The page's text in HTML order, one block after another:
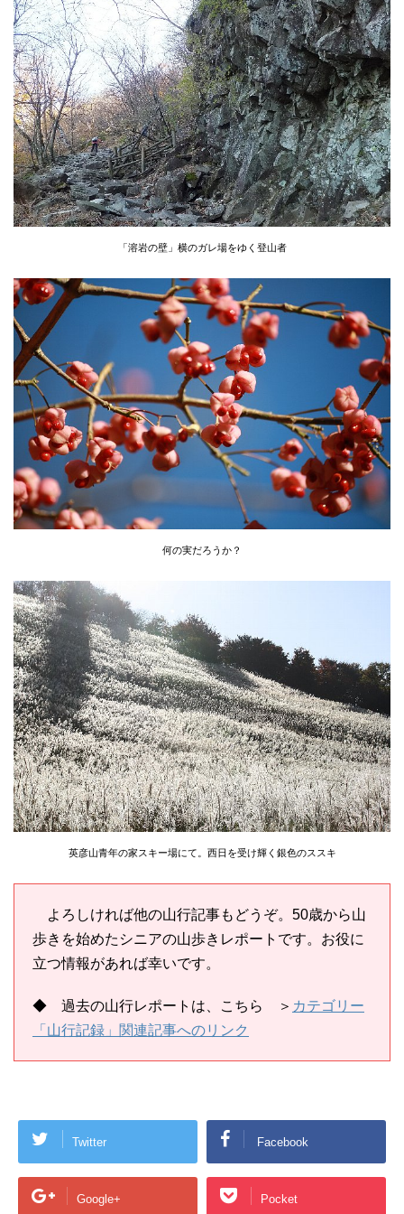
「溶岩の壁」横のガレ場をゆく登山者
何の実だろうか？
英彦山青年の家スキー場にて。西日を受け輝く銀色のススキ
よろしければ他の山行記事もどうぞ。50歳から山
歩きを始めたシニアの山歩きレポートです。お役に
立つ情報があれば幸いです。
◆ 過去の山行レポートは、 こちら ＞ カテゴリー
「山行記録」関連記事へのリンク
Twitter Facebook
Google+ Pocket